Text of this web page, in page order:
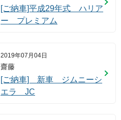
[ご納車]平成29年式 ハリア
ー プレミアム
2019年07月04日
齋藤
[ご納車] 新車 ジムニーシ
エラ JC